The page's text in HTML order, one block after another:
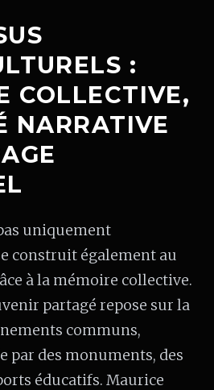
:
COLLECTIVE,
NARRATIVE
uniquement
construit également au
à la mémoire collective.
partagé repose sur la
communs,
par des monuments, des
éducatifs. Maurice